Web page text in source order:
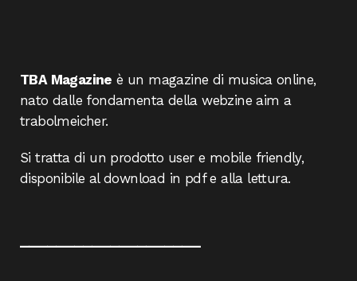
TBA Magazine è un magazine di musica online,
nato dalle fondamenta della webzine aim a
trabolmeicher.
Si tratta di un prodotto user e mobile friendly,
disponibile al download in pdf e alla lettura.